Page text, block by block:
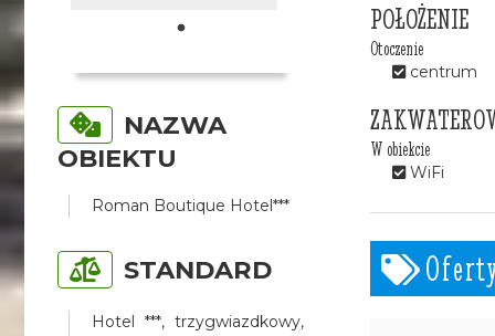
NAZWA
OBIEKTU
Roman Boutique Hotel***
STANDARD
Hotel ***, trzygwiazdkowy,
POŁOŻENIE
Otoczenie
centrum
W obiekcie
WiFi